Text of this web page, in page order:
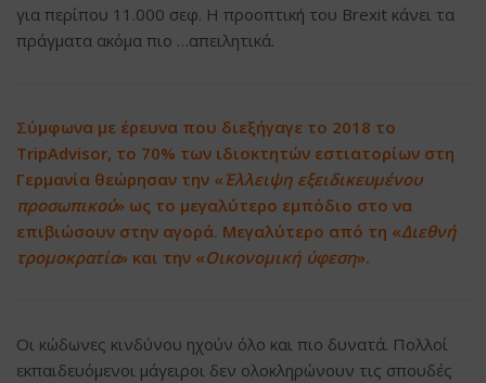
για περίπου 11.000 σεφ. Η προοπτική του Brexit κάνει τα
πράγματα ακόμα πιο …απειλητικά.
Σύμφωνα με έρευνα που διεξήγαγε το 2018 το
TripAdvisor, το 70% των ιδιοκτητών εστιατορίων στη
Γερμανία θεώρησαν την «Έλλειψη εξειδικευμένου
προσωπικού» ως το μεγαλύτερο εμπόδιο στο να
επιβιώσουν στην αγορά. Μεγαλύτερο από τη «Διεθνή
τρομοκρατία» και την «Οικονομική ύφεση».
Οι κώδωνες κινδύνου ηχούν όλο και πιο δυνατά. Πολλοί
εκπαιδευόμενοι μάγειροι δεν ολοκληρώνουν τις σπουδές